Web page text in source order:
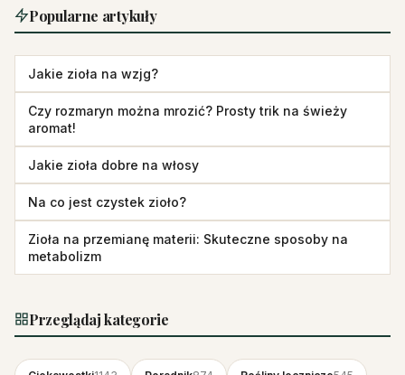
Popularne artykuły
Jakie zioła na wzjg?
Czy rozmaryn można mrozić? Prosty trik na świeży
aromat!
Jakie zioła dobre na włosy
Na co jest czystek zioło?
Zioła na przemianę materii: Skuteczne sposoby na
metabolizm
Przeglądaj kategorie